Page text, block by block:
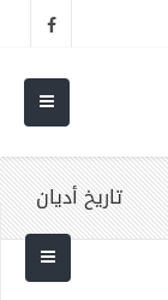
تاريخ أديان